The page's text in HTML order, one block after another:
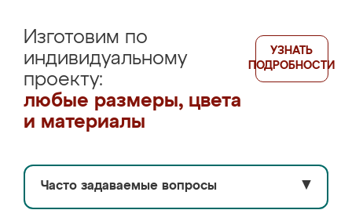
Изготовим по
индивидуальному
проекту:
любые размеры, цвета
и материалы
УЗНАТЬ
ПОДРОБНОСТИ
Часто задаваемые вопросы ▼